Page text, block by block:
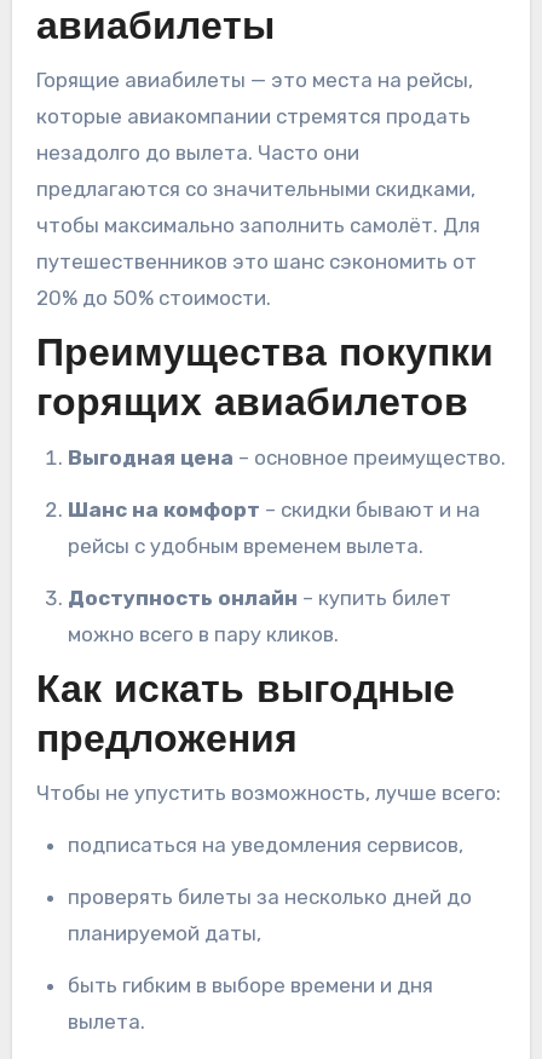
авиабилеты
Горящие авиабилеты — это места на рейсы,
которые авиакомпании стремятся продать
незадолго до вылета. Часто они
предлагаются со значительными скидками,
чтобы максимально заполнить самолёт. Для
путешественников это шанс сэкономить от
20% до 50% стоимости.
Преимущества покупки
горящих авиабилетов
Выгодная цена – основное преимущество.
Шанс на комфорт – скидки бывают и на
рейсы с удобным временем вылета.
Доступность онлайн – купить билет
можно всего в пару кликов.
Как искать выгодные
предложения
Чтобы не упустить возможность, лучше всего:
подписаться на уведомления сервисов,
проверять билеты за несколько дней до
планируемой даты,
быть гибким в выборе времени и дня
вылета.